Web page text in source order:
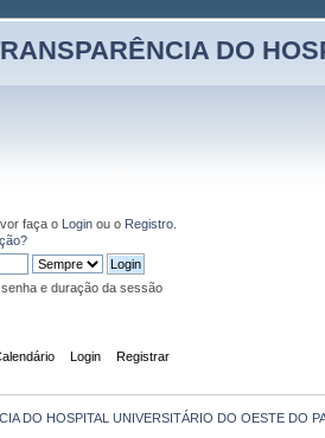
DO
faça o Loginou o Registro.
e duração da sessão
Login Registrar
DO HOSPITAL UNIVERSITÁRIO DO OESTE DO